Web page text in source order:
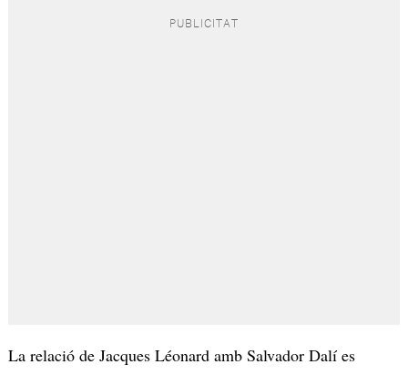
La relació de Jacques Léonard amb Salvador Dalí es